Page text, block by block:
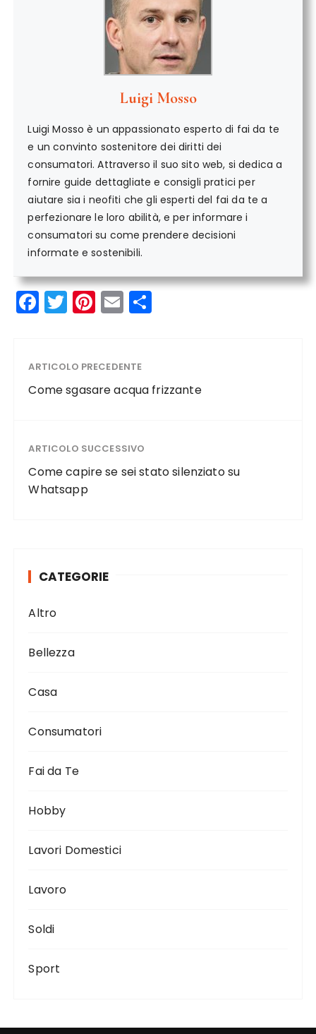
Luigi Mosso
Luigi Mosso è un appassionato esperto di fai da te
e un convinto sostenitore dei diritti dei
consumatori. Attraverso il suo sito web, si dedica a
fornire guide dettagliate e consigli pratici per
aiutare sia i neofiti che gli esperti del fai da te a
perfezionare le loro abilità, e per informare i
consumatori su come prendere decisioni
informate e sostenibili.
F
a
e
b
o
k
T
w
te
r
Pi
n
re
st
E
m
l
vi
ARTICOLO PRECEDENTE
Come sgasare acqua frizzante
ARTICOLO SUCCESSIVO
Come capire se sei stato silenziato su
Whatsapp
CATEGORIE
Altro
Bellezza
Casa
Consumatori
Fai da Te
Hobby
Lavori Domestici
Lavoro
Soldi
Sport